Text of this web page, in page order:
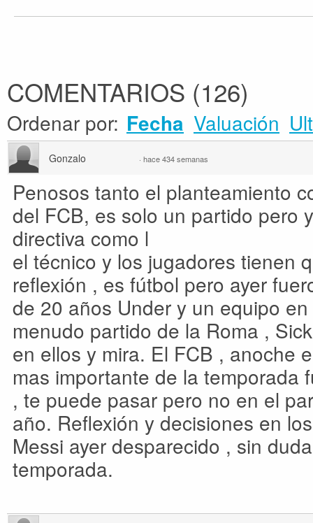
COMENTARIOS (126)
Ordenar por: Fecha Valuación
Gonzalo · hace 434 semanas
Penosos tanto el planteamiento
del FCB, es solo un partido pero
directiva como l
el técnico y los jugadores tienen
reflexión , es fútbol pero ayer
de 20 años Under y un equipo
menudo partido de la Roma ,
en ellos y mira. El FCB , anoche
mas importante de la temporada
, te puede pasar pero no en el
año. Reflexión y decisiones en
Messi ayer desparecido , sin
temporada.